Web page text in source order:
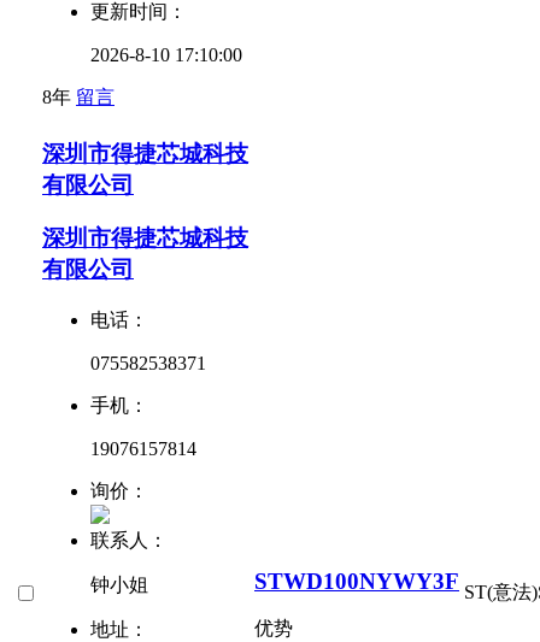
更新时间：
2026-8-10 17:10:00
8年 留言
深圳市得捷芯城科技
有限公司
深圳市得捷芯城科技
有限公司
电话：
075582538371
手机：
19076157814
询价：
联系人：
钟小姐
地址：
STWD100NYWY3F
优势
ST(意法)